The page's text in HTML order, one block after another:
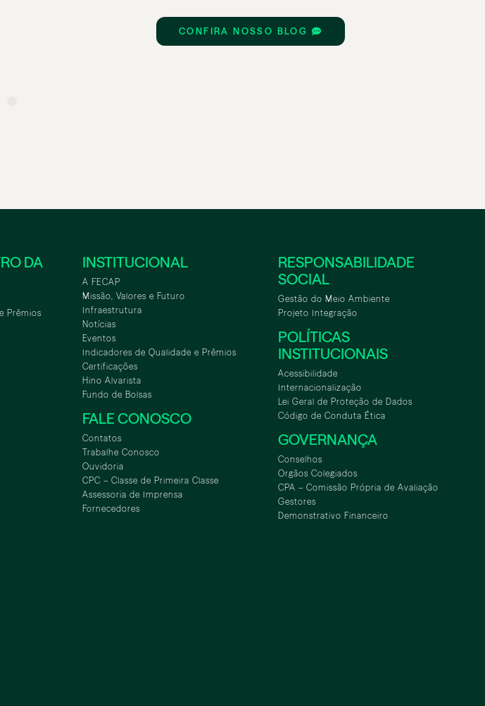
CONFIRA NOSSO BLOG
DA
Prêmios
INSTITUCIONAL
A FECAP
Missão, Valores e Futuro
Infraestrutura
Notícias
Eventos
Indicadores de Qualidade e Prêmios
Certificações
Hino Alvarista
Fundo de Bolsas
FALE CONOSCO
Contatos
Trabalhe Conosco
Ouvidoria
CPC – Classe de Primeira Classe
Assessoria de Imprensa
Fornecedores
RESPONSABILIDADE
SOCIAL
Gestão do Meio Ambiente
Projeto Integração
POLÍTICAS
INSTITUCIONAIS
Acessibilidade
Internacionalização
Lei Geral de Proteção de Dados
Código de Conduta Ética
GOVERNANÇA
Conselhos
Orgãos Colegiados
CPA – Comissão Própria de Avaliação
Gestores
Demonstrativo Financeiro